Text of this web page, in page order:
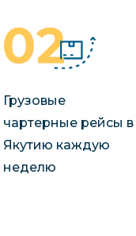
Грузовые
чартерные рейсы в
Якутию каждую
неделю